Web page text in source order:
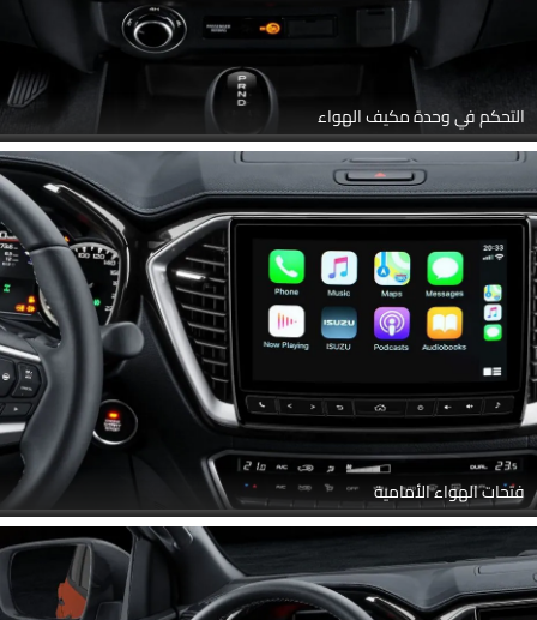
التحكم في وحدة مكيف الهواء
فتحات الهواء الأمامية